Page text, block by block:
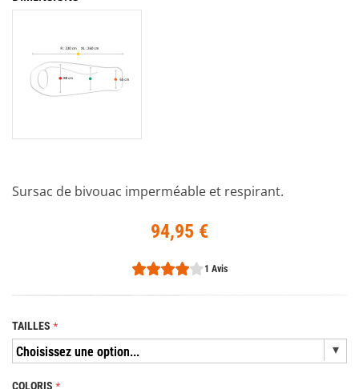
Sursac de bivouac imperméable et respirant.
94,95 €
1 Avis
TAILLES
COLORIS